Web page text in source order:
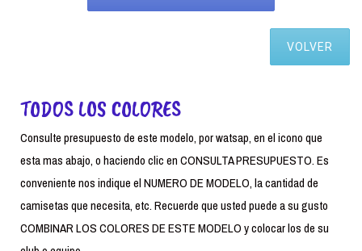
VOLVER
TODOS LOS COLORES
Consulte presupuesto de este modelo, por watsap, en el icono que
esta mas abajo, o haciendo clic en CONSULTA PRESUPUESTO. Es
conveniente nos indique el NUMERO DE MODELO, la cantidad de
camisetas que necesita, etc. Recuerde que usted puede a su gusto
COMBINAR LOS COLORES DE ESTE MODELO y colocar los de su